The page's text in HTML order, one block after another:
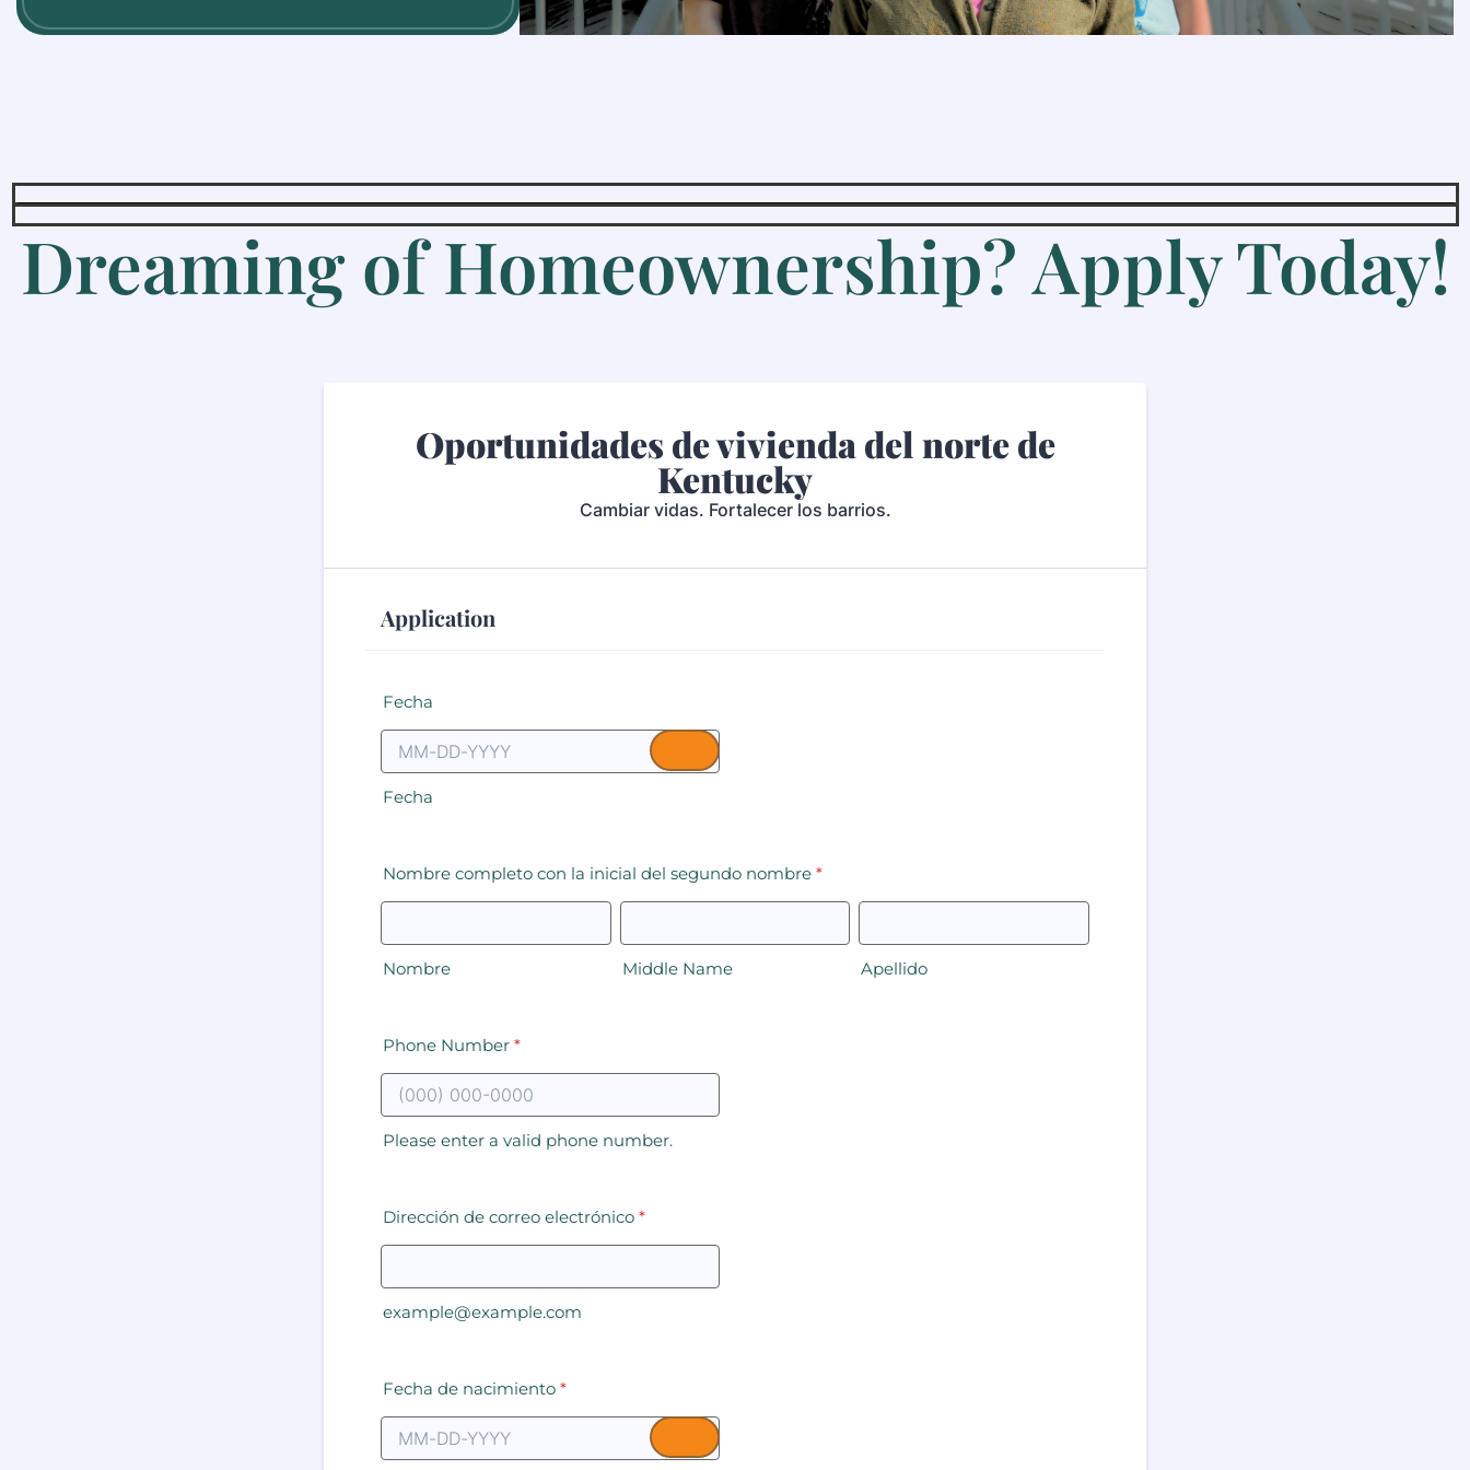
Dreaming of Homeownership? Apply Today!
Oportunidades de vivienda del norte de
Kentucky
Cambiar vidas. Fortalecer los barrios.
Application
Fecha
Fecha
Nombre completo con la inicial del segundo nombre *
Nombre Middle Name Apellido
Phone Number *
Please enter a valid phone number.
Dirección de correo electrónico *
example@example.com
Fecha de nacimiento *